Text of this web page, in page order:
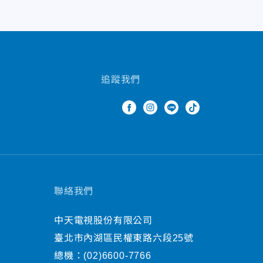
追蹤我們
聯絡我們
中天電視股份有限公司
臺北市內湖區民權東路六段25號
總機： (02)6600-7766